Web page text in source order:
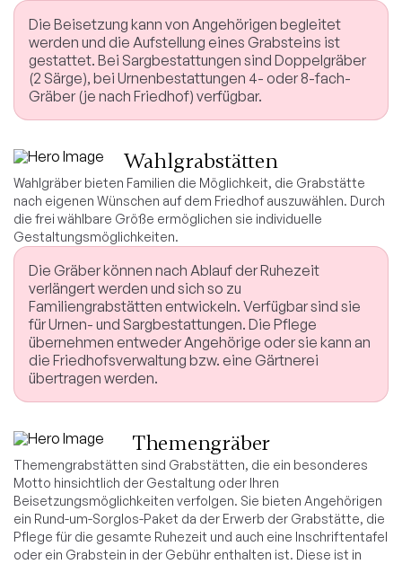
Die Beisetzung kann von Angehörigen begleitet
werden und die Aufstellung eines Grabsteins ist
gestattet. Bei Sargbestattungen sind Doppelgräber
(2 Särge), bei Urnenbestattungen 4- oder 8-fach-
Gräber (je nach Friedhof) verfügbar.
Wahlgrabstätten
Wahlgräber bieten Familien die Möglichkeit, die Grabstätte
nach eigenen Wünschen auf dem Friedhof auszuwählen. Durch
die frei wählbare Größe ermöglichen sie individuelle
Gestaltungsmöglichkeiten.
Die Gräber können nach Ablauf der Ruhezeit
verlängert werden und sich so zu
Familiengrabstätten entwickeln. Verfügbar sind sie
für Urnen- und Sargbestattungen. Die Pflege
übernehmen entweder Angehörige oder sie kann an
die Friedhofsverwaltung bzw. eine Gärtnerei
übertragen werden.
Themengräber
Themengrabstätten sind Grabstätten, die ein besonderes
Motto hinsichtlich der Gestaltung oder Ihren
Beisetzungsmöglichkeiten verfolgen. Sie bieten Angehörigen
ein Rund-um-Sorglos-Paket da der Erwerb der Grabstätte, die
Pflege für die gesamte Ruhezeit und auch eine Inschriftentafel
oder ein Grabstein in der Gebühr enthalten ist. Diese ist in